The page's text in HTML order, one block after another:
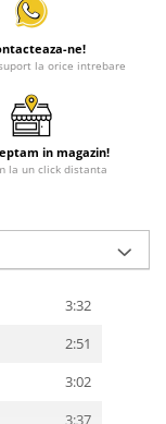
ne!
la orice intrebare
in magazin!
la un click distanta
3:32
2:51
3:02
3:37